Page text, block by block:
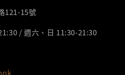
121-15號
/ 週六、日 11:30-21:30